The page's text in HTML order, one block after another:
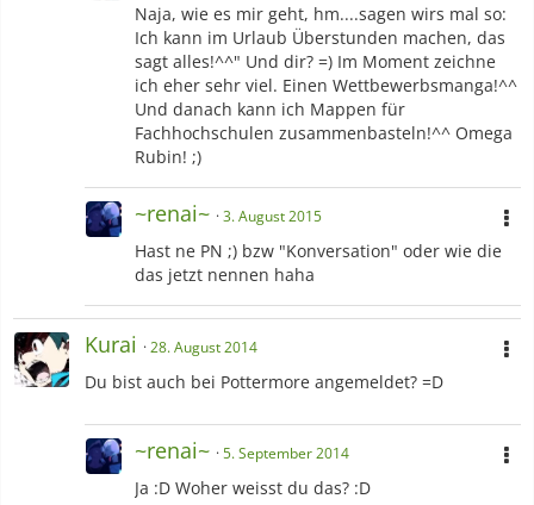
Naja, wie es mir geht, hm....sagen wirs mal so:
Ich kann im Urlaub Überstunden machen, das
sagt alles!^^" Und dir? =) Im Moment zeichne
ich eher sehr viel. Einen Wettbewerbsmanga!^^
Und danach kann ich Mappen für
Fachhochschulen zusammenbasteln!^^ Omega
Rubin! ;)
~renai~ 3. August 2015
Hast ne PN ;) bzw "Konversation" oder wie die
das jetzt nennen haha
Kurai 28. August 2014
Du bist auch bei Pottermore angemeldet? =D
~renai~ 5. September 2014
Ja :D Woher weisst du das? :D